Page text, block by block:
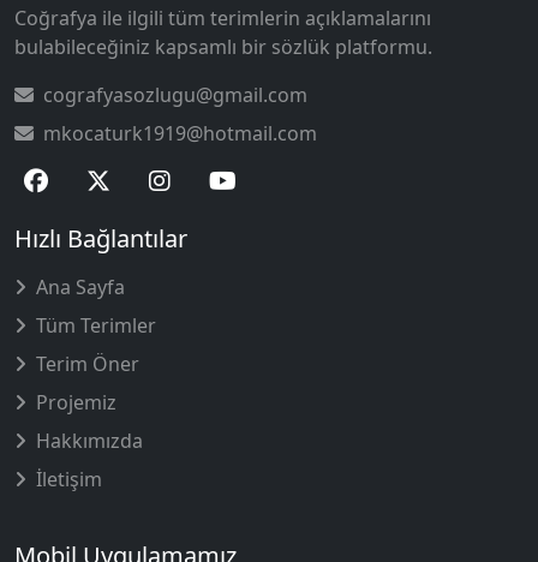
Coğrafya ile ilgili tüm terimlerin açıklamalarını
bulabileceğiniz kapsamlı bir sözlük platformu.
cografyasozlugu@gmail.com
mkocaturk1919@hotmail.com
Hızlı Bağlantılar
Ana Sayfa
Tüm Terimler
Terim Öner
Projemiz
Hakkımızda
İletişim
Mobil Uygulamamız